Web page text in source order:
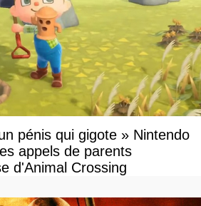
pénis qui gigote » Nintendo
appels de parents
d'Animal Crossing